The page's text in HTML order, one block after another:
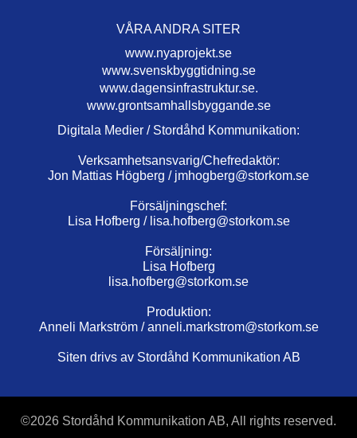
VÅRA ANDRA SITER
www.nyaprojekt.se
www.svenskbyggtidning.se
www.dagensinfrastruktur.se.
www.grontsamhallsbyggande.se
Digitala Medier / Stordåhd Kommunikation:
Verksamhetsansvarig/Chefredaktör:
Jon Mattias Högberg / jmhogberg@storkom.se
Försäljningschef:
Lisa Hofberg / lisa.hofberg@storkom.se
Försäljning:
Lisa Hofberg
lisa.hofberg@storkom.se
Produktion:
Anneli Markström /anneli.markstrom@storkom.se
Siten drivs av Stordåhd Kommunikation AB
©2026 Stordåhd Kommunikation AB, All rights reserved.